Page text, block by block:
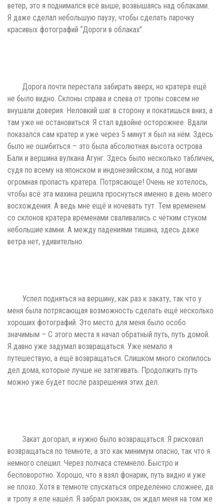
ветер, это я поднимался всё выше, возвышаясь над облаками.
Я даже сделал небольшую паузу, чтобы сделать парочку
красивых фотографий “Дороги в облаках”.
Дорога почти перестала забирать вверх, но кратера ещё
не было видно. Склоны справа и слева от тропы совсем не
внушали доверия. Неловкий шаг в сторону и покатишься вниз, а
там уже не остановиться. Я стал вдвойне осторожнее. Вдали
показался сам кратер и уже через 5 минут я был на нём. Здесь
было не ошибиться – это была абсолютная высота острова
Бали и вершина вулкана Агунг. Здесь было несколько табличек,
судя по всему на японском и индонезийском, а под ногами
огромная пропасть кратера. Потрясающе! Очень не хотелось,
чтобы всё эта махина решила проснуться именно в день моего
восхождения. А ведь мне ещё и ночевать тут. Тем временем
со склонов кратера временами сваливались с чётким стуком
небольшие камни. А между падениями тишина, здесь даже
ветра нет, удивительно.
Успел подняться на вершину, как раз к закату, так что у
меня была потрясающая возможность сделать ещё несколько
хороших фотографий. Это место для меня было особо
значимым – С этого места я начал обратный путь, путь домой.
Я давно уже задумал возвращаться. Уже немало я
путешествую, а ещё возвращаться. Слишком много скопилось
дел дома, которые лучше не затягивать. Продолжить путь
можно уже будет после разрешения этих дел.
Закат догорал, и нужно было возвращаться. Я рисковал
возвращаться по темноте, а это как минимум опасно, так что я
немного спешил. Через полчаса стемнело. Быстро и
бесповоротно. Хорошо, что я взял фонарик, путь видно и уже
не плохо. Хотя в темноте спускаться определённо сложнее, да
и тропу я еле нашёл. Я забрал рюкзак, он ждал меня на том же